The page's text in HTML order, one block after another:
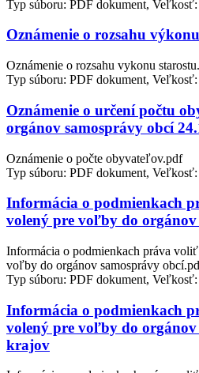
Typ súboru: PDF dokument,
Oznámenie o rozsahu
Oznámenie o rozsahu vykonu
Typ súboru: PDF dokument,
Oznámenie o určení počtu
orgánov samosprávy obcí
Oznámenie o počte obyvateľov.pdf
Typ súboru: PDF dokument,
Informácia o podmienkach
volený pre voľby do orgánov
Informácia o podmienkach práva
voľby do orgánov samosprávy
Typ súboru: PDF dokument,
Informácia o podmienkach
volený pre voľby do orgánov
krajov